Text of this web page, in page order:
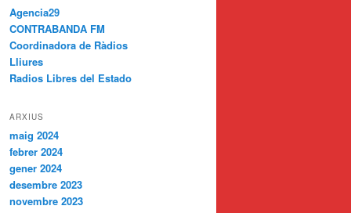
Agencia29
CONTRABANDA FM
Coordinadora de Ràdios
Lliures
Radios Libres del Estado
ARXIUS
maig 2024
febrer 2024
gener 2024
desembre 2023
novembre 2023